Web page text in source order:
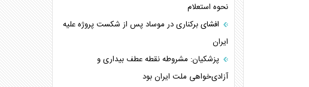
نحوه استعلام
افشای برکناری در موساد پس از شکست پروژه علیه
ایران
پزشکیان: مشروطه نقطه عطف بیداری و
آزادی‌خواهی ملت ایران بود